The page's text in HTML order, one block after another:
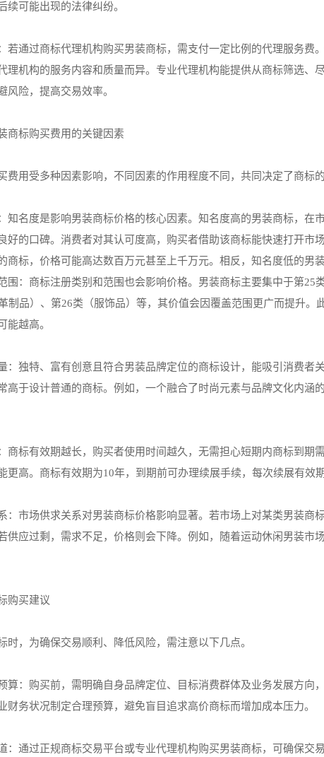
续可能出现的法律纠纷。
若通过商标代理机构购买男装商标，需支付一定比例的代理服务费
理机构的服务内容和质量而异。专业代理机构能提供从商标筛选、
风险，提高交易效率。
商标购买费用的关键因素
费用受多种因素影响，不同因素的作用程度不同，共同决定了商标的
知名度是影响男装商标价格的核心因素。知名度高的男装商标，在
好的口碑。消费者对其认可度高，购买者借助该商标能快速打开市
商标，价格可能高达数百万元甚至上千万元。相反，知名度低的男
围：商标注册类别和范围也会影响价格。男装商标主要集中于第25
制品）、第26类（服饰品）等，其价值会因覆盖范围更广而提升。
能越高。
：独特、富有创意且符合男装品牌定位的商标设计，能吸引消费者
高于设计普通的商标。例如，一个融合了时尚元素与品牌文化内涵
商标有效期越长，购买者使用时间越久，无需担心短期内商标到期
更高。商标有效期为10年，到期前可办理续展手续，每次续展有效期
：市场供求关系对男装商标价格影响显著。若市场上对某类男装商
供应过剩，需求不足，价格则会下降。例如，随着运动休闲男装市
购买建议
时，为确保交易顺利、降低风险，需注意以下几点。
算：购买前，需明确自身品牌定位、目标消费群体及业务发展方向
财务状况制定合理预算，避免盲目追求高价商标而增加成本压力。
：通过正规商标交易平台或专业代理机构购买男装商标，可确保交